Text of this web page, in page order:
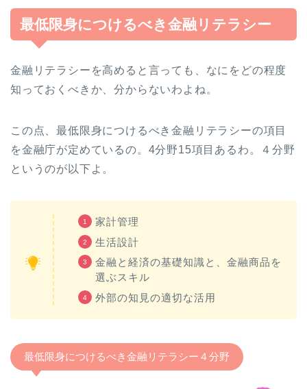
最低限身につけるべき金融リテラシー
金融リテラシーを高めると言っても、なにをどの程度
知っておくべきか、分からないわよね。
この点、最低限身につけるべき金融リテラシーの項目
を金融庁が定めているの。4分野15項目あるわ。４分野
というのが以下よ。
家計管理
生活設計
金融と経済の基礎知識と、金融商品を
選ぶスキル
外部の知見の適切な活用
最低限身につけるべき金融リテラシー４分野